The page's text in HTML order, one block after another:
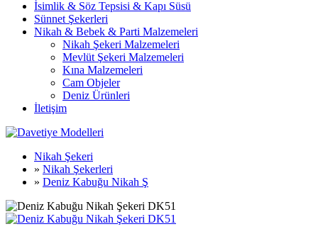
İsimlik & Söz Tepsisi & Kapı Süsü
Sünnet Şekerleri
Nikah & Bebek & Parti Malzemeleri
Nikah Şekeri Malzemeleri
Mevlüt Şekeri Malzemeleri
Kına Malzemeleri
Cam Objeler
Deniz Ürünleri
İletişim
Nikah Şekeri
» Nikah Şekerleri
» Deniz Kabuğu Nikah Ş